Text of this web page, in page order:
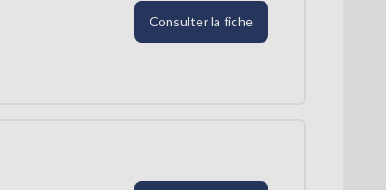
Consulter la fiche